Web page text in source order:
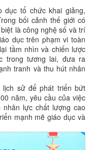
dục tổ chức khai giảng,
bối cảnh thế giới có
là công nghệ số và trí
dục trên phạm vi toàn
tầm nhìn và chiến lược
trong tương lai, đưa ra
tranh và thu hút nhân
sử để phát triển bứt
năm, yêu cầu của việc
lực chất lượng cao
mạnh mẽ giáo dục và